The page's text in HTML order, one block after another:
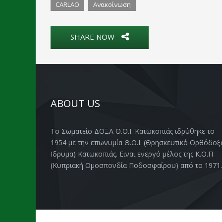
CARLAO Ανακοίνωση
SHARE NOW
ABOUT US
Το Σωματείο ΔΟΞΑ Θ.Ο.Ι. Κατωκοπιάς ιδρύθηκε το
1954 με την επωνυμία Θ.Ο.Ι. (Θρησκευτικό
Ιδρυμα) Κατωκοπιάς. Ειναι ενεργό μέλος της Κ.Ο.Π
(Κυπριακή Ομοσπονδία Ποδοσφαίρου) από το 1971.